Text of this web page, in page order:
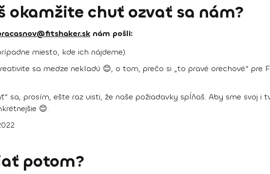
okamžite chuť ozvať sa nám?
nám pošli:
miesto, kde ich nájdeme).
sa medze nekladú 😊, o tom, prečo si „to pravé orechové“
sa, prosím, ešte raz uisti, že naše požiadavky spĺňaš. Aby sme svoj i
😊.
potom?